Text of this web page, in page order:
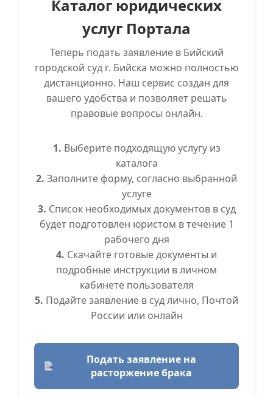
Каталог юридических
услуг Портала
Теперь подать заявление в Бийский
городской суд г. Бийска можно полностью
дистанционно. Наш сервис создан для
вашего удобства и позволяет решать
правовые вопросы онлайн.
1. Выберите подходящую услугу из
каталога
2. Заполните форму, согласно выбранной
услуге
3. Список необходимых документов в суд
будет подготовлен юристом в течение 1
рабочего дня
4. Скачайте готовые документы и
подробные инструкции в личном
кабинете пользователя
5. Подайте заявление в суд лично, Почтой
России или онлайн
Подать заявление на
расторжение брака